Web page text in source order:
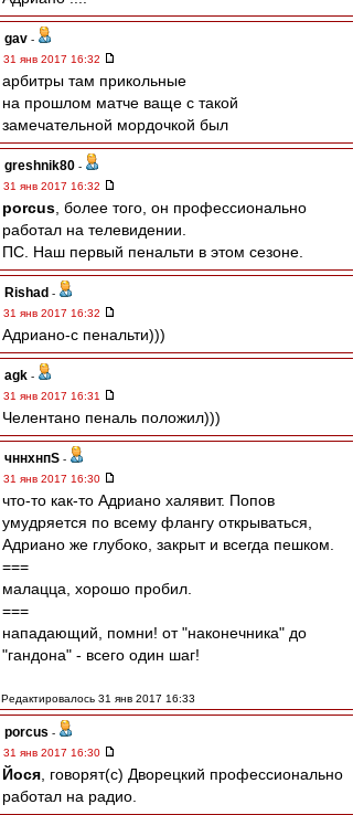
gav -
31 янв 2017 16:32
арбитры там прикольные
на прошлом матче ваще с такой
замечательной мордочкой был
greshnik80 -
31 янв 2017 16:32
porcus , более того, он профессионально
работал на телевидении.
ПС. Наш первый пенальти в этом сезоне.
Rishad -
31 янв 2017 16:32
Адриано-с пенальти)))
agk -
31 янв 2017 16:31
Челентано пеналь положил)))
чннхнпS -
31 янв 2017 16:30
что-то как-то Адриано халявит. Попов
умудряется по всему флангу открываться,
Адриано же глубоко, закрыт и всегда пешком.
===
малацца, хорошо пробил.
===
нападающий, помни! от "наконечника" до
"гандона" - всего один шаг!
Редактировалось 31 янв 2017 16:33
porcus -
31 янв 2017 16:30
Йося , говорят(с) Дворецкий профессионально
работал на радио.